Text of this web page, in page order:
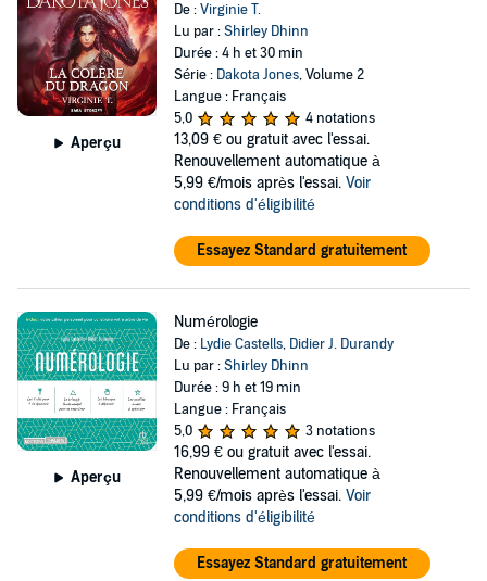
Aperçu
De :Virginie T.
Lu par :Shirley Dhinn
Durée : 4 h et 30 min
Série : Dakota Jones, Volume 2
Langue : Français
5,0
4 notations
13,09 € ou gratuit avec l'essai.
Renouvellement automatique à
5,99 €/mois après l'essai. Voir
conditions d'éligibilité
Essayez Standard gratuitement
Aperçu
Numérologie
De : Lydie Castells, Didier J. Durandy
Lu par :Shirley Dhinn
Durée : 9 h et 19 min
Langue : Français
5,0
3 notations
16,99 € ou gratuit avec l'essai.
Renouvellement automatique à
5,99 €/mois après l'essai. Voir
conditions d'éligibilité
Essayez Standard gratuitement